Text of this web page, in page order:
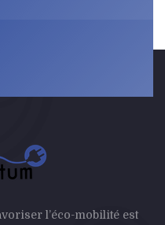
l’éco-mobilité est